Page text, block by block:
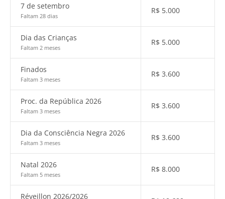
7 de setembro
Faltam 28 dias
R$ 5.000
Dia das Crianças
Faltam 2 meses
R$ 5.000
Finados
Faltam 3 meses
R$ 3.600
Proc. da República 2026
Faltam 3 meses
R$ 3.600
Dia da Consciência Negra 2026
Faltam 3 meses
R$ 3.600
Natal 2026
Faltam 5 meses
R$ 8.000
Réveillon 2026/2026